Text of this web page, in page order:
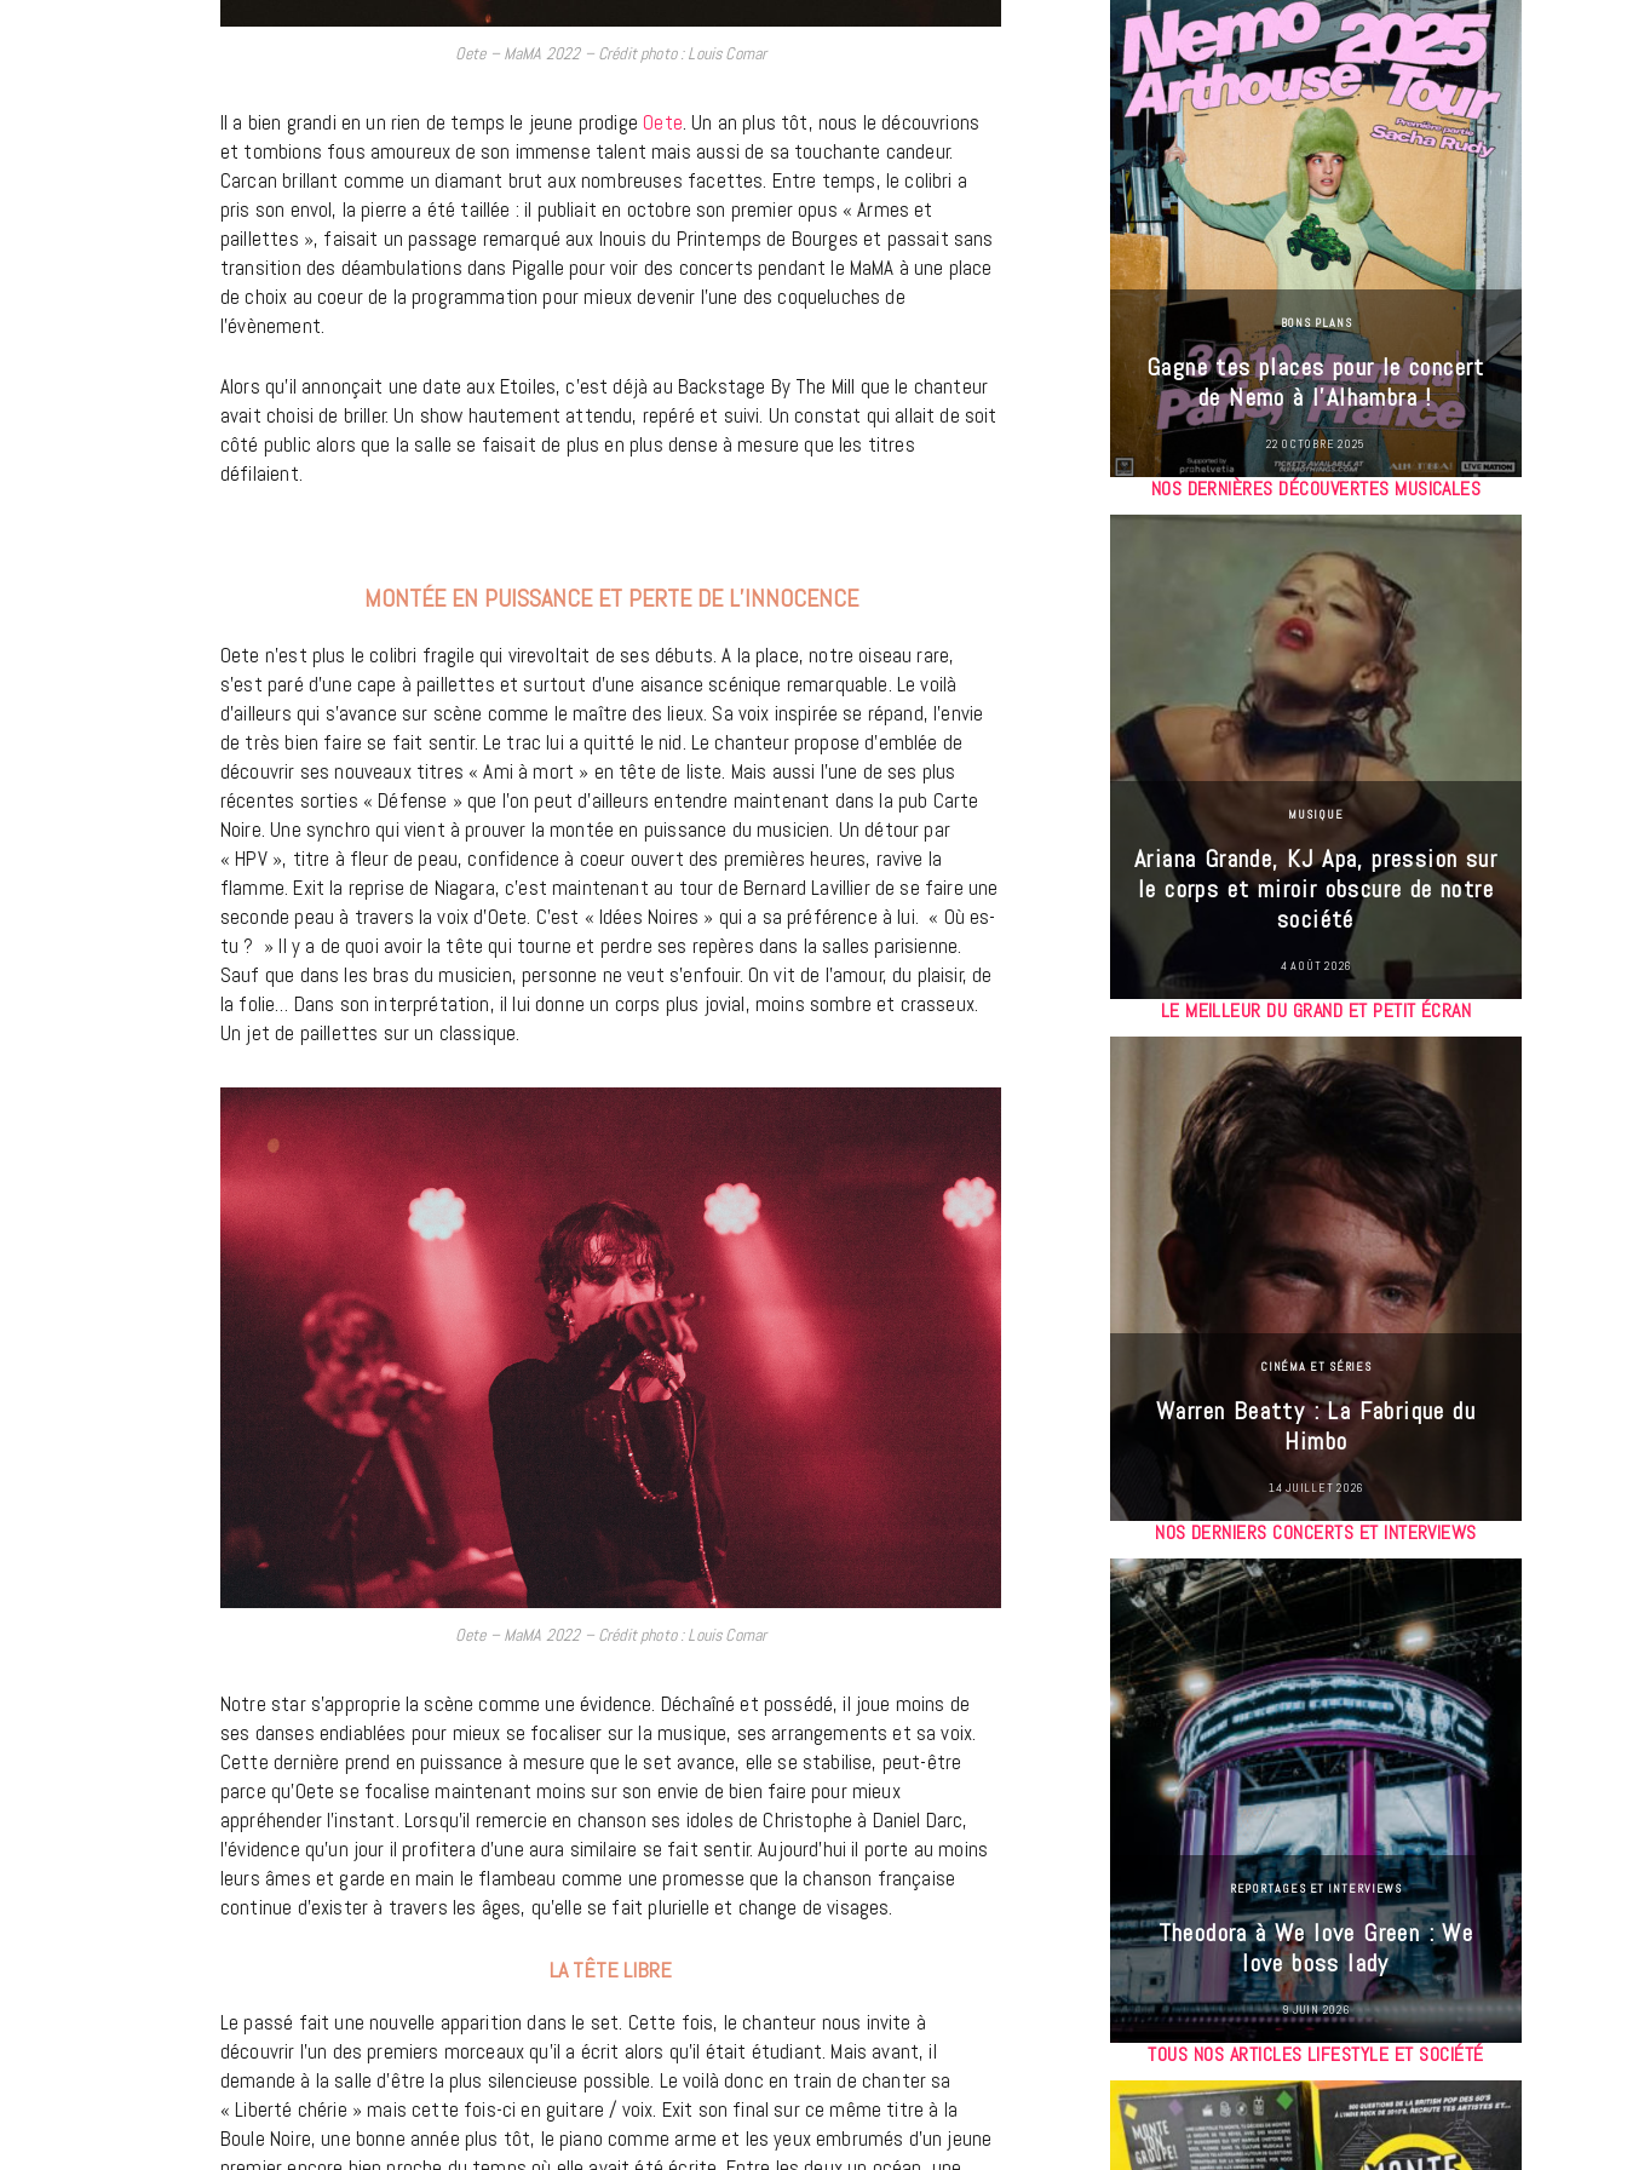
Oete – MaMA 2022 – Crédit photo : Louis Comar
Il a bien grandi en un rien de temps le jeune prodige Oete. Un an plus tôt, nous le découvrions
et tombions fous amoureux de son immense talent mais aussi de sa touchante candeur.
Carcan brillant comme un diamant brut aux nombreuses facettes. Entre temps, le colibri a
pris son envol, la pierre a été taillée : il publiait en octobre son premier opus « Armes et
paillettes », faisait un passage remarqué aux Inouis du Printemps de Bourges et passait sans
transition des déambulations dans Pigalle pour voir des concerts pendant le MaMA à une place
de choix au coeur de la programmation pour mieux devenir l’une des coqueluches de
l’évènement.
Alors qu’il annonçait une date aux Etoiles, c’est déjà au Backstage By The Mill que le chanteur
avait choisi de briller. Un show hautement attendu, repéré et suivi. Un constat qui allait de soit
côté public alors que la salle se faisait de plus en plus dense à mesure que les titres
défilaient.
MONTÉE EN PUISSANCE ET PERTE DE L’INNOCENCE
Oete n’est plus le colibri fragile qui virevoltait de ses débuts. A la place, notre oiseau rare,
s’est paré d’une cape à paillettes et surtout d’une aisance scénique remarquable. Le voilà
d’ailleurs qui s’avance sur scène comme le maître des lieux. Sa voix inspirée se répand, l’envie
de très bien faire se fait sentir. Le trac lui a quitté le nid. Le chanteur propose d’emblée de
découvrir ses nouveaux titres « Ami à mort » en tête de liste. Mais aussi l’une de ses plus
récentes sorties « Défense » que l’on peut d’ailleurs entendre maintenant dans la pub Carte
Noire. Une synchro qui vient à prouver la montée en puissance du musicien. Un détour par
« HPV », titre à fleur de peau, confidence à coeur ouvert des premières heures, ravive la
flamme. Exit la reprise de Niagara, c’est maintenant au tour de Bernard Lavillier de se faire une
seconde peau à travers la voix d’Oete. C’est « Idées Noires » qui a sa préférence à lui. « Où es-
tu ? » Il y a de quoi avoir la tête qui tourne et perdre ses repères dans la salles parisienne.
Sauf que dans les bras du musicien, personne ne veut s’enfouir. On vit de l’amour, du plaisir, de
la folie… Dans son interprétation, il lui donne un corps plus jovial, moins sombre et crasseux.
Un jet de paillettes sur un classique.
Oete – MaMA 2022 – Crédit photo : Louis Comar
Notre star s’approprie la scène comme une évidence. Déchaîné et possédé, il joue moins de
ses danses endiablées pour mieux se focaliser sur la musique, ses arrangements et sa voix.
Cette dernière prend en puissance à mesure que le set avance, elle se stabilise, peut-être
parce qu’Oete se focalise maintenant moins sur son envie de bien faire pour mieux
appréhender l’instant. Lorsqu’il remercie en chanson ses idoles de Christophe à Daniel Darc,
l’évidence qu’un jour il profitera d’une aura similaire se fait sentir. Aujourd’hui il porte au moins
leurs âmes et garde en main le flambeau comme une promesse que la chanson française
continue d’exister à travers les âges, qu’elle se fait plurielle et change de visages.
LA TÊTE LIBRE
Le passé fait une nouvelle apparition dans le set. Cette fois, le chanteur nous invite à
découvrir l’un des premiers morceaux qu’il a écrit alors qu’il était étudiant. Mais avant, il
demande à la salle d’être la plus silencieuse possible. Le voilà donc en train de chanter sa
« Liberté chérie » mais cette fois-ci en guitare / voix. Exit son final sur ce même titre à la
Boule Noire, une bonne année plus tôt, le piano comme arme et les yeux embrumés d’un jeune
BONS PLANS
à la Cité des Sciences
14 DÉCEMBRE 2022
BONS PLANS
Gagne tes places pour le concert
de Nemo à l’Alhambra !
22 OCTOBRE 2025
NOS DERNIÈRES DÉCOUVERTES MUSICALES
MUSIQUE
Cage The Elephant, l’ivoire du rock
dévoile « Beaches In Tennessee »
18 JUILLET 2026
MUSIQUE
Ariana Grande, KJ Apa, pression sur
le corps et miroir obscure de notre
société
4 AOÛT 2026
LE MEILLEUR DU GRAND ET PETIT ÉCRAN
CINÉMA ET SÉRIES
Disclosure Day : le retour en grâce
de Steven Spielberg
9 JUIN 2026
CINÉMA ET SÉRIES
Warren Beatty : La Fabrique du
Himbo
14 JUILLET 2026
NOS DERNIERS CONCERTS ET INTERVIEWS
REPORTAGES ET INTERVIEWS REPORTAGES ET INTERVIEWS
Theodora à We love Green : We
love boss lady
9 JUIN 2026
TOUS NOS ARTICLES LIFESTYLE ET SOCIÉTÉ